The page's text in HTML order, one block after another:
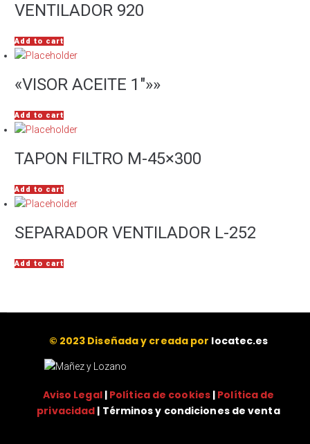
VENTILADOR 920
Add to cart
«VISOR ACEITE 1″»»
Add to cart
TAPON FILTRO M-45×300
Add to cart
SEPARADOR VENTILADOR L-252
Add to cart
© 2023 Diseñada y creada por locatec.es
Aviso Legal| Política de cookies| Política de
privacidad | Términos y condiciones de venta